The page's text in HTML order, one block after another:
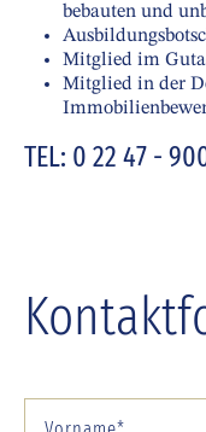
bebauten und
Mitglied im
Mitglied in der
TEL: 0 22 47 -